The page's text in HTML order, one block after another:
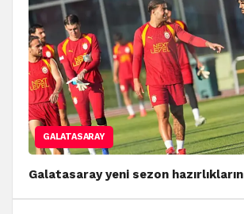
GALATASARAY
Galatasaray yeni sezon